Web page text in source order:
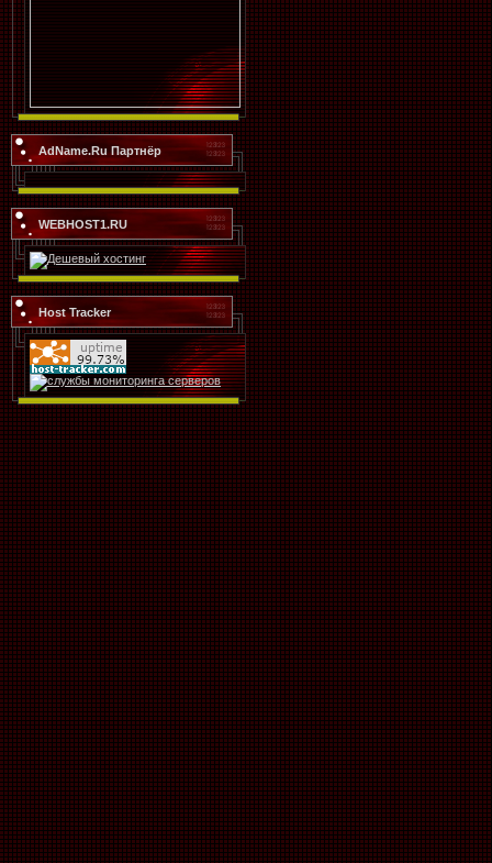
AdName.Ru Партнёр
WEBHOST1.RU
Host Tracker